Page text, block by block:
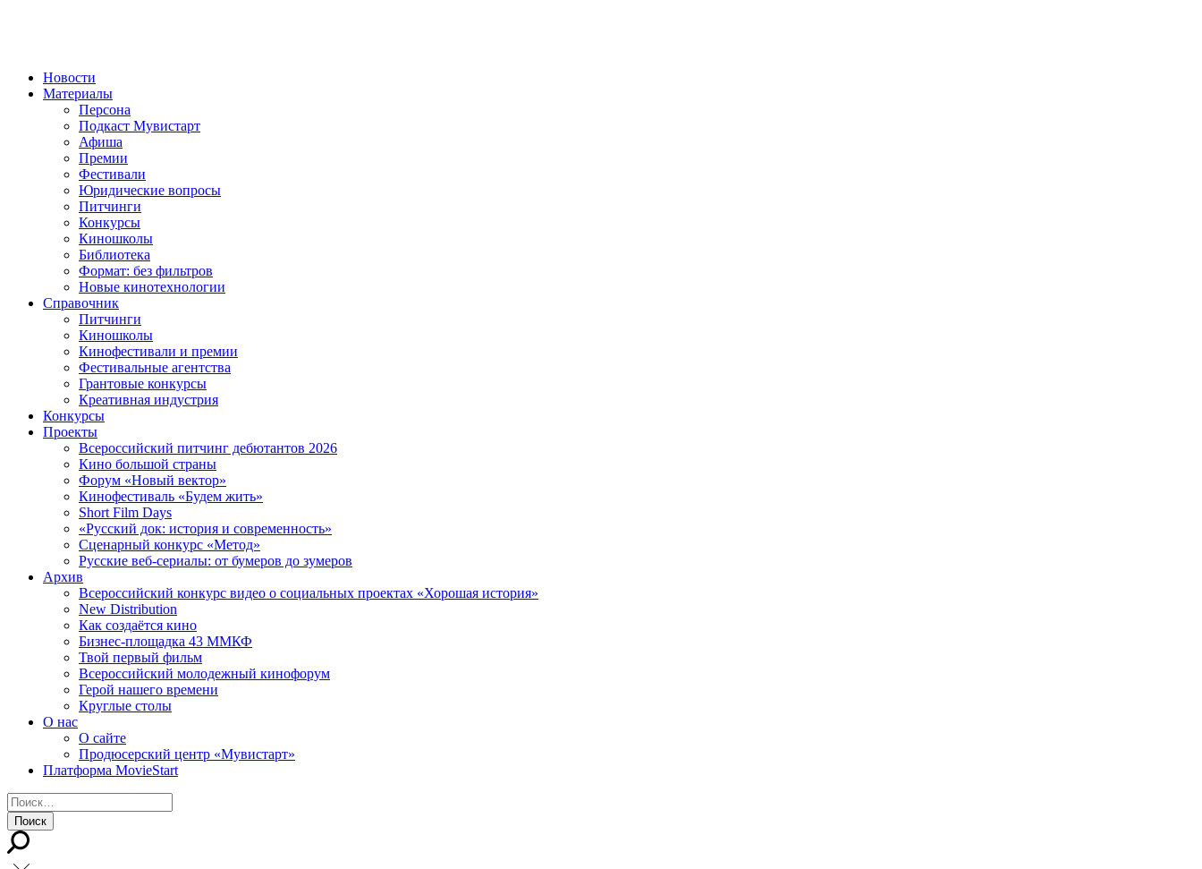
Новости
Материалы
Персона
Подкаст Мувистарт
Афиша
Премии
Фестивали
Юридические вопросы
Питчинги
Конкурсы
Киношколы
Библиотека
Формат: без фильтров
Новые кинотехнологии
Справочник
Питчинги
Киношколы
Кинофестивали и премии
Фестивальные агентства
Грантовые конкурсы
Креативная индустрия
Конкурсы
Проекты
Всероссийский питчинг дебютантов 2026
Кино большой страны
Форум «Новый вектор»
Кинофестиваль «Будем жить»
Short Film Days
«Русский док: история и современность»
Сценарный конкурс «Метод»
Русские веб-сериалы: от бумеров до зумеров
Архив
Всероссийский конкурс видео о социальных проектах «Хорошая история»
New Distribution
Как создаётся кино
Бизнес-площадка 43 ММКФ
Твой первый фильм
Всероссийский молодежный кинофорум
Герой нашего времени
Круглые столы
О нас
О сайте
Продюсерский центр «Мувистарт»
Платформа MovieStart